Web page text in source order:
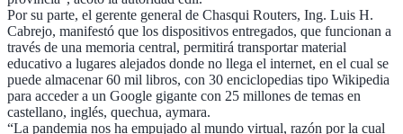
Por su parte, el gerente general de Chasqui Routers, Ing. Luis H.
Cabrejo, manifestó que los dispositivos entregados, que funcionan a
través de una memoria central, permitirá transportar material
educativo a lugares alejados donde no llega el internet, en el cual se
puede almacenar 60 mil libros, con 30 enciclopedias tipo Wikipedia
para acceder a un Google gigante con 25 millones de temas en
castellano, inglés, quechua, aymara.
“La pandemia nos ha empujado al mundo virtual, razón por la cual